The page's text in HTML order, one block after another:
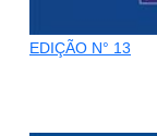
EDIÇÃO N° 13